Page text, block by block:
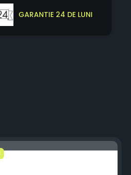
GARANTIE 24 DE LUNI